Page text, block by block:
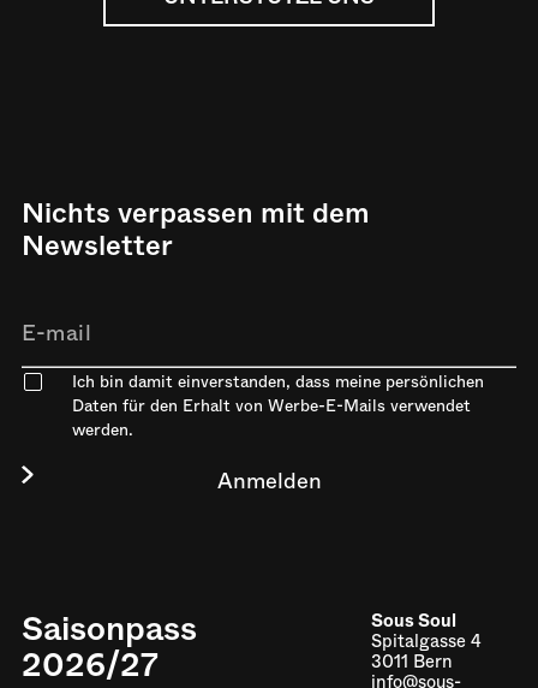
Nichts verpassen mit dem
Newsletter
Ich bin damit einverstanden, dass meine persönlichen
Daten für den Erhalt von Werbe-E-Mails verwendet
werden.
Saisonpass
2026/27
Sous Soul
Spitalgasse 4
3011 Bern
info@sous-